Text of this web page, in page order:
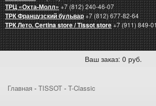
ТРЦ «Охта-Молл»+7 (812) 240-46-07
ТРК Французский бульвар+7 (812) 677-82-64
ТРК Лето. Certina store / Tissot store+7 (911) 849-
Ваш заказ: 0 руб.
Главная - TISSOT - T-Classic